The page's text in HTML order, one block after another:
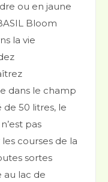
ou en jaune
Bloom
la vie
dans le champ
de 50 litres, le
pas
courses de la
sortes
au lac de